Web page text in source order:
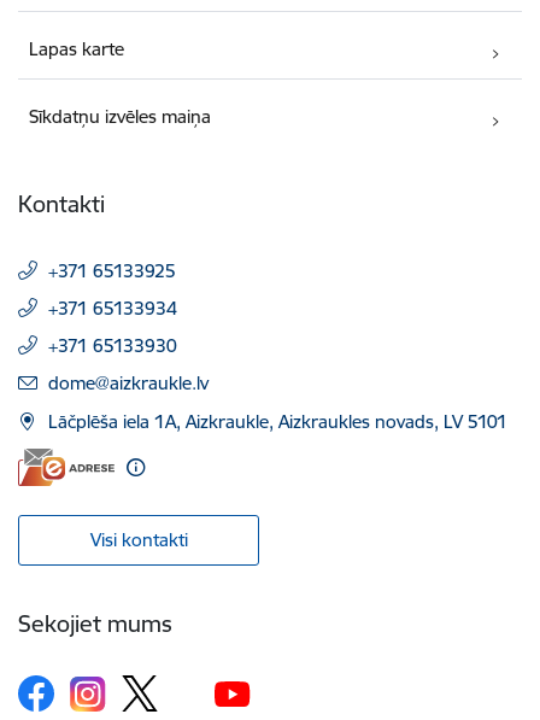
Lapas karte
Sīkdatņu izvēles maiņa
Kontakti
+371 65133925
+371 65133934
+371 65133930
E-pasts:
dome@aizkraukle.lv
Lāčplēša iela 1A, Aizkraukle, Aizkraukles novads, LV 5101
Visi kontakti
Sekojiet mums